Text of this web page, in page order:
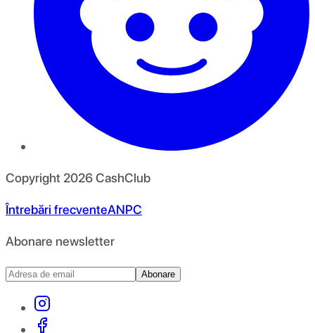
Copyright 2026CashClub
Întrebări frecventeANPC
Abonare newsletter
Abonare